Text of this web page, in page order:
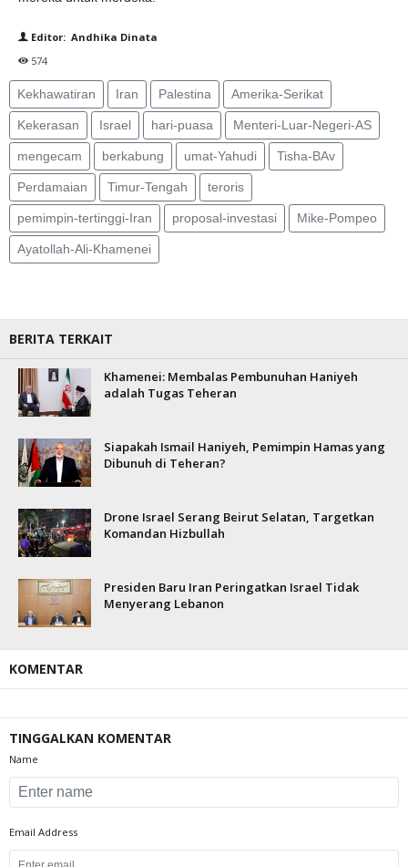
Editor: Andhika Dinata
574
Kekhawatiran Iran Palestina Amerika-Serikat
Kekerasan Israel hari-puasa Menteri-Luar-Negeri-AS
mengecam berkabung umat-Yahudi Tisha-BAv
Perdamaian Timur-Tengah teroris
pemimpin-tertinggi-Iran proposal-investasi Mike-Pompeo
Ayatollah-Ali-Khamenei
BERITA TERKAIT
Khamenei: Membalas Pembunuhan Haniyeh
adalah Tugas Teheran
Siapakah Ismail Haniyeh, Pemimpin Hamas yang
Dibunuh di Teheran?
Drone Israel Serang Beirut Selatan, Targetkan
Komandan Hizbullah
Presiden Baru Iran Peringatkan Israel Tidak
Menyerang Lebanon
KOMENTAR
TINGGALKAN KOMENTAR
Name
Email Address